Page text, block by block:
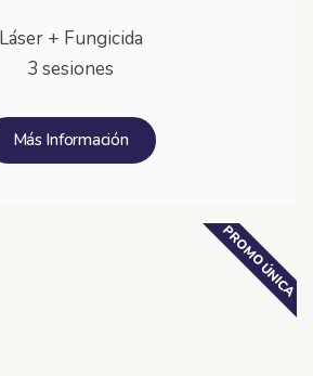
Láser + Fungicida
3 sesiones
Más Información
PROMO ÚNICA